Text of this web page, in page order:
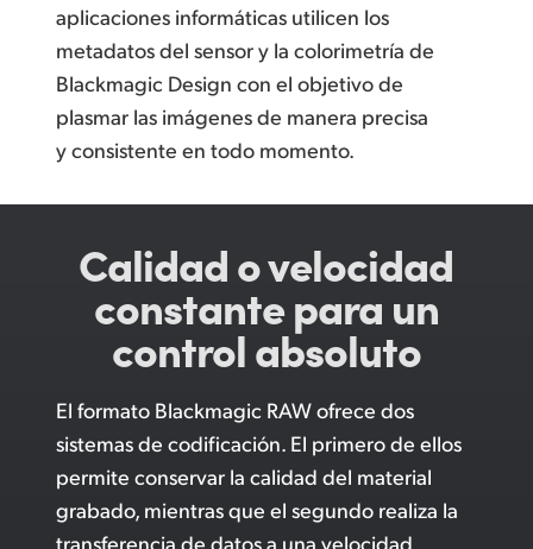
aplicaciones informáticas utilicen los
metadatos del sensor y la colorimetría de
Blackmagic Design con el objetivo de
plasmar las imágenes de manera precisa
y consistente en todo momento.
Calidad o velocidad
constante para un
control absoluto
El formato Blackmagic RAW ofrece dos
sistemas de codificación. El primero de ellos
permite conservar la calidad del material
grabado, mientras que el segundo realiza la
transferencia de datos a una velocidad